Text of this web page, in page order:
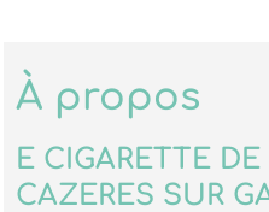
À propos
E CIGARETTE
CAZERES SUR